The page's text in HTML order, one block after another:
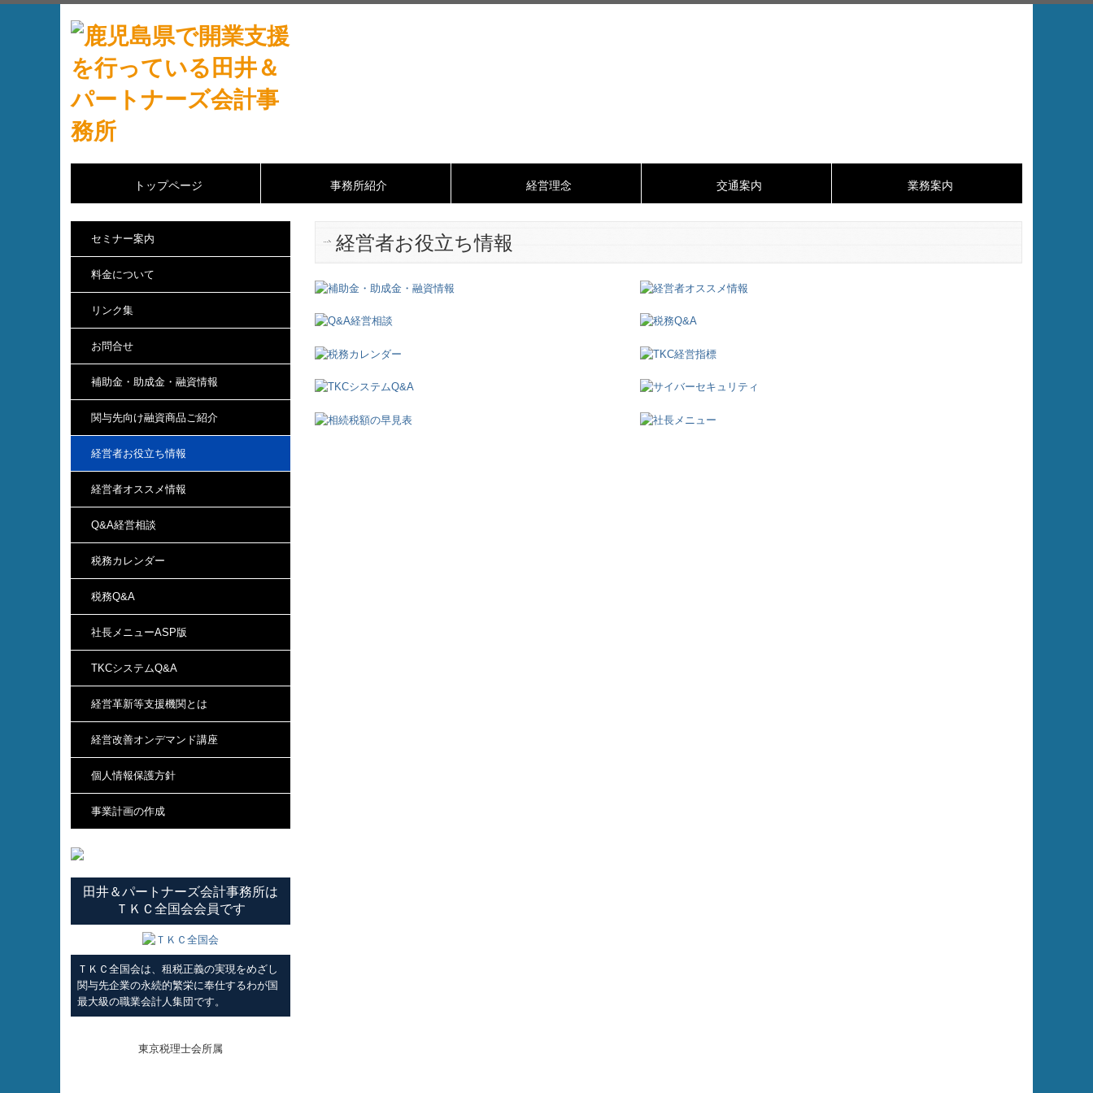
トップページ 事務所紹介 経営理念 交通案内 業務案内
セミナー案内
料金について
リンク集
お問合せ
補助金・助成金・融資情報
関与先向け融資商品ご紹介
経営者お役立ち情報
経営者オススメ情報
Q&A経営相談
税務カレンダー
税務Q&A
社長メニューASP版
TKCシステムQ&A
経営革新等支援機関とは
経営改善オンデマンド講座
個人情報保護方針
事業計画の作成
田井＆パートナーズ会計事務所は
ＴＫＣ全国会会員です
ＴＫＣ全国会は、租税正義の実現をめざし
関与先企業の永続的繁栄に奉仕するわが国
最大級の職業会計人集団です。
東京税理士会所属
経営者お役立ち情報